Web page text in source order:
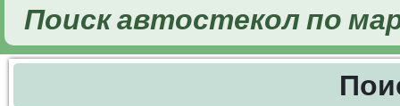
Поиск автостекол по